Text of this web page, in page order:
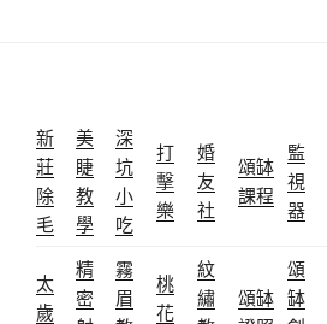
新
莊
除
毛
美
睫
教
學
深
坑
小
吃
打
擊
樂
婚
友
社
頌缽
課程
監
視
器
太
歲
精
密
霧
眉
桃
花
紋
繡
頌缽
頌
缽